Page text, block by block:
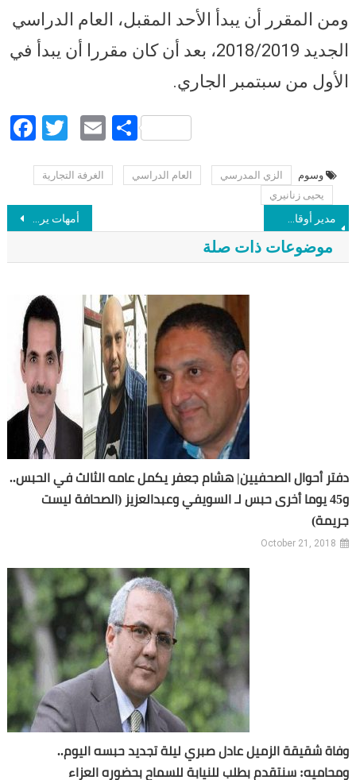
ومن المقرر أن يبدأ الأحد المقبل، العام الدراسي
الجديد 2018/2019، بعد أن كان مقررا أن يبدأ في
الأول من سبتمبر الجاري.
Facebook
Twitter
EmailShare
وسوم الزي المدرسي العام الدراسي
الغرفة التجارية
يحيى زنانيري
Post navigation
أمهات يروين معاناتهن بسبب ارتفاع أسعار الزي المدرسي دون بدائل.. ورئيس شعبة الملابس: ما باليد حيلة
موضوعات ذات صلة
دفتر أحوال الصحفيين| هشام جعفر يكمل عامه الثالث في الحبس..
و45 يوما أخرى حبس لـ السويفي وعبدالعزيز (الصحافة ليست
جريمة)
October 21, 2018
وفاة شقيقة الزميل عادل صبري ليلة تجديد حبسه اليوم..
ومحاميه: سنتقدم بطلب للنيابة للسماح بحضوره العزاء